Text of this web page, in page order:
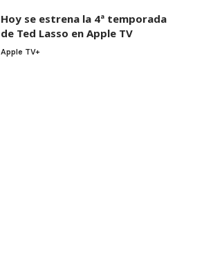
Hoy se estrena la 4ª temporada
de Ted Lasso en Apple TV
Apple TV+